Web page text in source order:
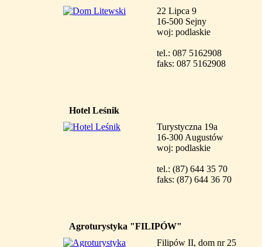
22 Lipca 9
16-500 Sejny
woj: podlaskie
tel.: 087 5162908
faks: 087 5162908
Hotel Leśnik
Turystyczna 19a
16-300 Augustów
woj: podlaskie
tel.: (87) 644 35 70
faks: (87) 644 36 70
Agroturystyka "FILIPÓW"
Filipów II, dom nr 25